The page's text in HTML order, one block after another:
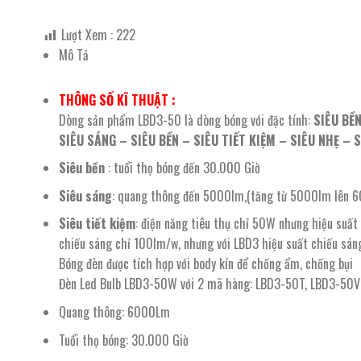
Lượt Xem : 222
Mô Tả
THÔNG SỐ KĨ THUẬT :
Dòng sản phẩm LBD3-50 là dòng bóng với đặc tính: SIÊU
SIÊU SÁNG – SIÊU BỀN – SIÊU TIẾT KIỆM – SIÊU NHẸ –
Siêu bền: tuổi thọ bóng đến 30.000 Giờ
Siêu sáng: quang thông đến 5000lm,(tăng từ 5000lm lên
Siêu tiết kiệm: điện năng tiêu thụ chỉ 50W nhưng hiệu
chiếu sáng chỉ 100lm/w, nhưng với LBD3 hiệu suất chiếu
Bóng đèn được tích hợp với body kín để chống ẩm, chống bụi
Đèn Led Bulb LBD3-50W với 2 mã hàng: LBD3-50T, LBD3-50V
Quang thông: 6000Lm
Tuổi thọ bóng: 30.000 Giờ